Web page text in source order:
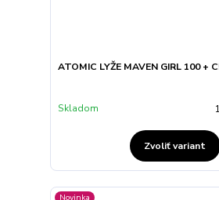
ATOMIC LYŽE MAVEN GIRL 100 +
Skladom
Zvoliť variant
Novinka